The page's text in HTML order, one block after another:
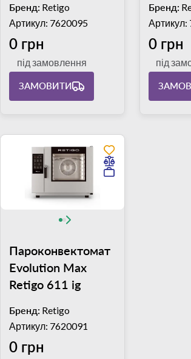
Бренд: Retigo
Артикул: 7620095
0 грн
під замовлення
ЗАМОВИТИ
Бренд:
Артикул:
0 грн
під
Пароконвектомат
Evolution Max
Retigo 611 ig
Бренд: Retigo
Артикул: 7620091
0 грн